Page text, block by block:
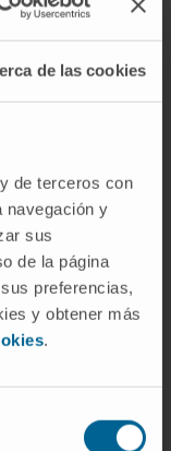
de las cookies
de terceros con
navegación y
sus
de la página
preferencias,
y obtener más
.
et une